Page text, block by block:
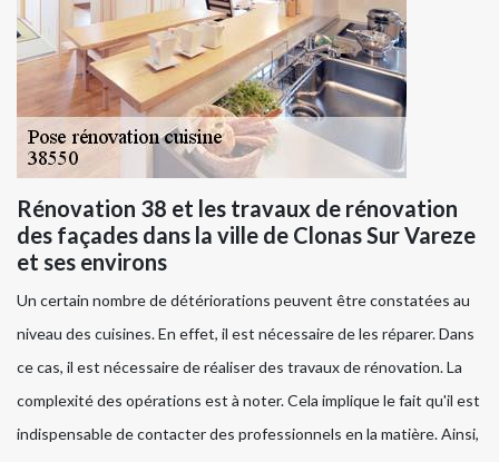
Rénovation 38 et les travaux de rénovation
des façades dans la ville de Clonas Sur Vareze
et ses environs
Un certain nombre de détériorations peuvent être constatées au
niveau des cuisines. En effet, il est nécessaire de les réparer. Dans
ce cas, il est nécessaire de réaliser des travaux de rénovation. La
complexité des opérations est à noter. Cela implique le fait qu'il est
indispensable de contacter des professionnels en la matière. Ainsi,